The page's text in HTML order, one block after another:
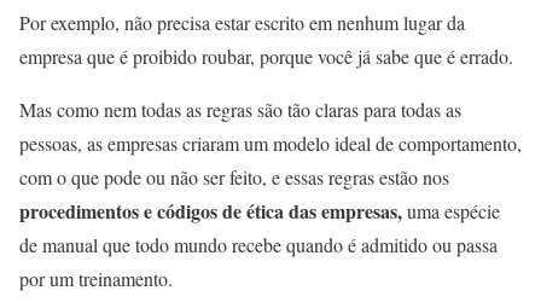
Por exemplo, não precisa estar escrito em nenhum lugar da
empresa que é proibido roubar, porque você já sabe que é errado.
Mas como nem todas as regras são tão claras para todas as
pessoas, as empresas criaram um modelo ideal de comportamento,
com o que pode ou não ser feito, e essas regras estão nos
procedimentos e códigos de ética das empresas,uma espécie
de manual que todo mundo recebe quando é admitido ou passa
por um treinamento.